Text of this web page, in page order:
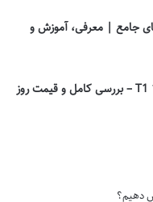
جامع | معرفی، آموزش و
دهیم؟